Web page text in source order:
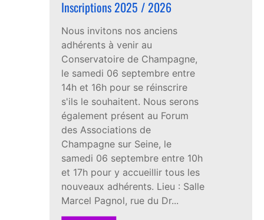
Inscriptions 2025 / 2026
Nous invitons nos anciens
adhérents à venir au
Conservatoire de Champagne,
le samedi 06 septembre entre
14h et 16h pour se réinscrire
s'ils le souhaitent. Nous serons
également présent au Forum
des Associations de
Champagne sur Seine, le
samedi 06 septembre entre 10h
et 17h pour y accueillir tous les
nouveaux adhérents. Lieu : Salle
Marcel Pagnol, rue du Dr...